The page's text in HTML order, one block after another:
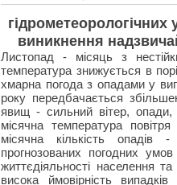
виникнення
Листопад - місяць з
температура знижується в
хмарна погода з опадами у
року передбачається
явищ - сильний вітер, опади,
місячна температура
місячна кількість
прогнозованих погодних
життєдіяльності населення
висока ймовірність